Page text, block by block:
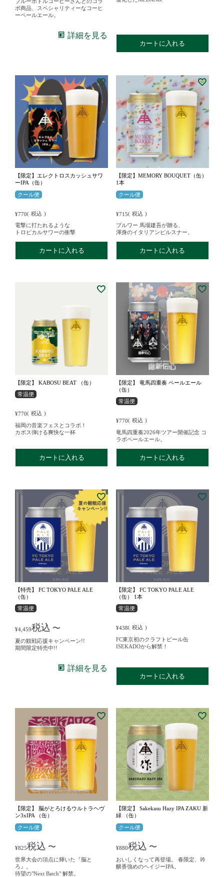
ボ商品、スペシャリティーなコーヒ
ーペールエール。
詳細を見る
カートに入れる
【限定】エレクトロスカッシュサワ
ーIPA（缶）
クール便
¥770
税込
電撃に打たれるような
トロピカルサワーの衝撃
カートに入れる
【限定】MEMORY BOUQUET（缶）
1本
クール便
¥715
税込
ブルワー 馬場建吾が贈る、
渾身のイタリアンピルスナー。
カートに入れる
【限定】 KABOSU BEAT （缶）
常温便
¥770
税込
福岡の音楽フェスとコラボ！
カボス弾ける爽快な一杯
カートに入れる
【限定】 竜馬四重奏 ペールエール
（缶）
常温便
¥770
税込
竜馬四重奏2026年ツアー開催記念 コ
ラボペールエール。
カートに入れる
【特売】 FC TOKYO PALE ALE
（缶）
常温便
¥4,459税込 〜
夏の観戦応援キャンペーン!!
期間限定特売中!!
詳細を見る
【限定】 FC TOKYO PALE ALE
（缶） 1本
常温便
¥438
税込
FC東京初のクラフトビール缶
ISEKADOから解禁！
カートに入れる
【限定】 脳がとろけるウルトラヘヴ
ン3xIPA （缶）
クール便
¥825税込 〜
世界大会の頂点に輝いた『脳と
ろ』。
待望の"Next Batch" 解禁。
【限定】 Sakekasu Hazy IPA ZAKU 新
緑 （缶）
クール便
¥880税込 〜
おいしくなって再登場。 春限定、吟
醸香強めのヘイジーIPA。